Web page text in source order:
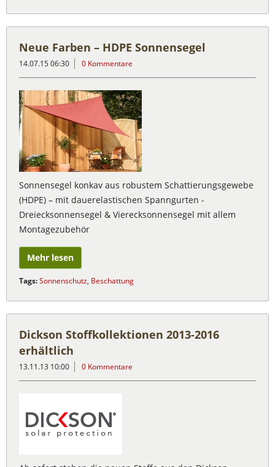
Neue Farben – HDPE Sonnensegel
14.07.15 06:30 0 Kommentare
Sonnensegel konkav aus robustem Schattierungsgewebe
(HDPE) – mit dauerelastischen Spanngurten -
Dreiecksonnensegel & Vierecksonnensegel mit allem
Montagezubehör
Mehr lesen
Tags:Sonnenschutz, Beschattung
Dickson Stoffkollektionen 2013-2016
erhältlich
13.11.13 10:00 0 Kommentare